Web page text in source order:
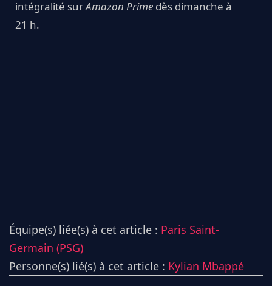
intégralité surAmazon Prime dès dimanche à
21 h.
Équipe(s) liée(s) à cet article : Paris Saint-
Germain (PSG)
Personne(s) lié(s) à cet article : Kylian Mbappé